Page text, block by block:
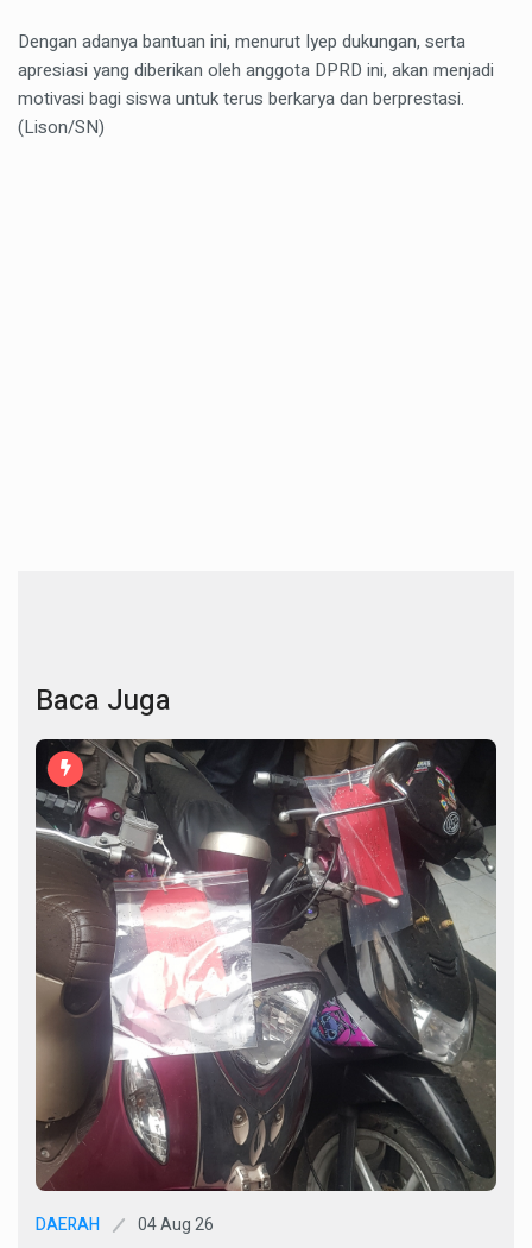
Dengan adanya bantuan ini, menurut Iyep dukungan, serta
apresiasi yang diberikan oleh anggota DPRD ini, akan menjadi
motivasi bagi siswa untuk terus berkarya dan berprestasi.
(Lison/SN)
Baca Juga
DAERAH 04 Aug 26